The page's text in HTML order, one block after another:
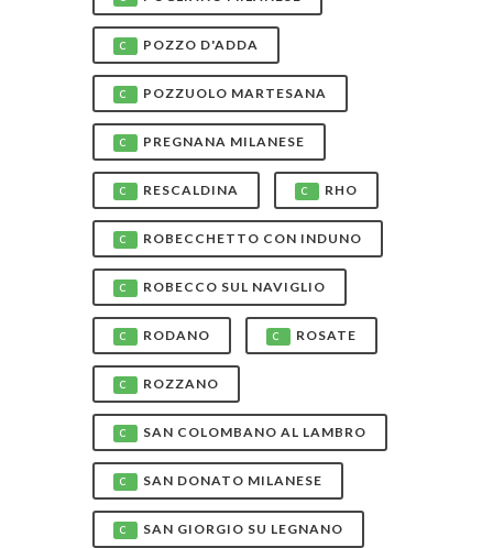
C POZZO D'ADDA
C POZZUOLO MARTESANA
C PREGNANA MILANESE
C RESCALDINA C RHO
C ROBECCHETTO CON INDUNO
C ROBECCO SUL NAVIGLIO
C RODANO C ROSATE
C ROZZANO
C SAN COLOMBANO AL LAMBRO
C SAN DONATO MILANESE
C SAN GIORGIO SU LEGNANO